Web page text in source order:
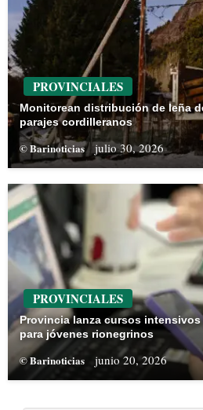
PROVINCIALES
Monitorean distribución de leña
parajes cordilleranos
© Barinoticias julio 30, 2026
PROVINCIALES
Provincia lanza cursos
para jóvenes rionegrinos
© Barinoticias junio 20, 2026